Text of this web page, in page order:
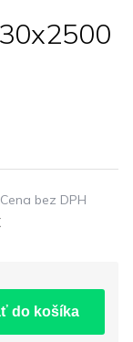
bez DPH
do košíka